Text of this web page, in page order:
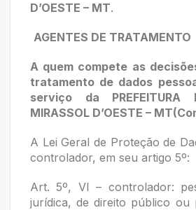
D’OESTE – MT.
AGENTES DE TRATAMENTO
A quem compete as
tratamento de dados
serviço da PREFEITURA
MIRASSOL D’OESTE – MT
A Lei Geral de Proteção de
controlador, em seu artigo 5º:
Art. 5º, VI – controlador:
jurídica, de direito público ou